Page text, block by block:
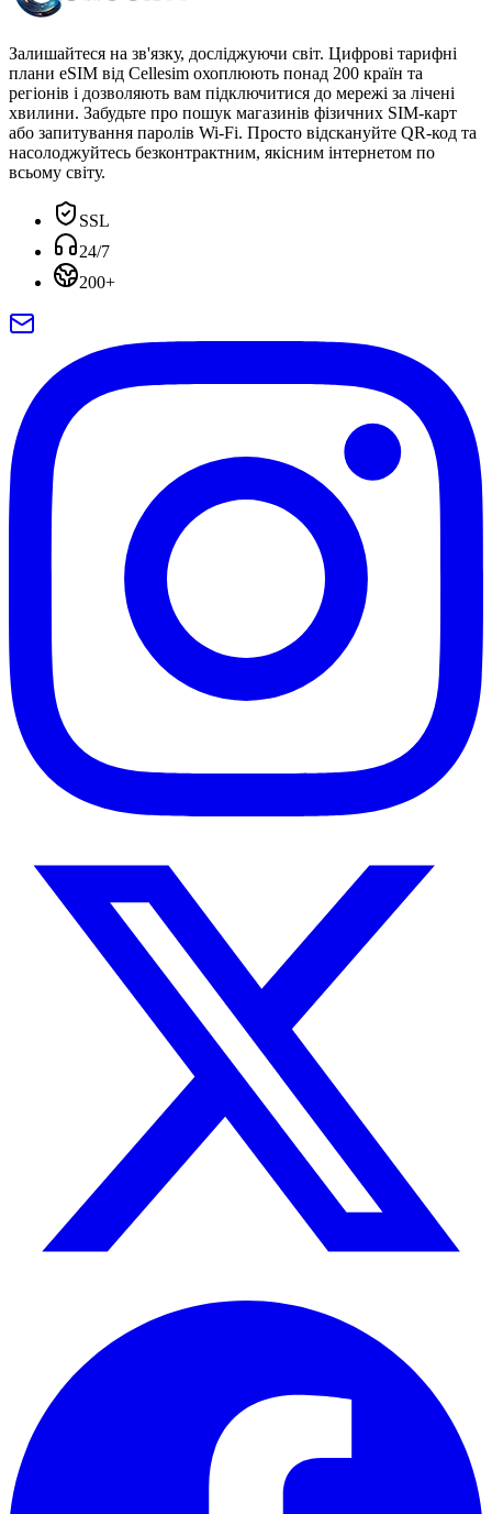
Залишайтеся на зв'язку, досліджуючи світ. Цифрові тарифні
плани eSIM від Cellesim охоплюють понад 200 країн та
регіонів і дозволяють вам підключитися до мережі за лічені
хвилини. Забудьте про пошук магазинів фізичних SIM-карт
або запитування паролів Wi-Fi. Просто відскануйте QR-код та
насолоджуйтесь безконтрактним, якісним інтернетом по
всьому світу.
SSL
24/7
200+